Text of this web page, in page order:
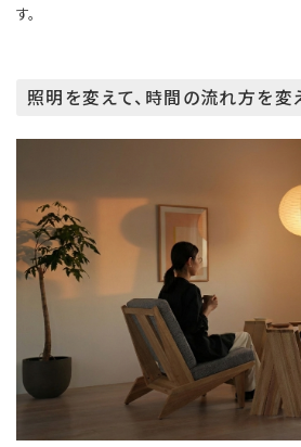
す。
照明を変えて、時間の流れ方を変